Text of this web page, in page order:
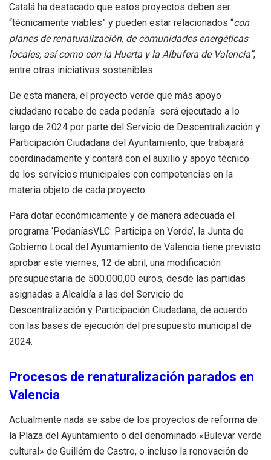
Catalá ha destacado que estos proyectos deben ser
“técnicamente viables” y pueden estar relacionados “con
planes de renaturalización, de comunidades energéticas
locales, así como con la Huerta y la Albufera de Valencia”,
entre otras iniciativas sostenibles.
De esta manera, el proyecto verde que más apoyo
ciudadano recabe de cada pedanía será ejecutado a lo
largo de 2024 por parte del Servicio de Descentralización y
Participación Ciudadana del Ayuntamiento, que trabajará
coordinadamente y contará con el auxilio y apoyo técnico
de los servicios municipales con competencias en la
materia objeto de cada proyecto.
Para dotar económicamente y de manera adecuada el
programa ‘PedaníasVLC: Participa en Verde’, la Junta de
Gobierno Local del Ayuntamiento de Valencia tiene previsto
aprobar este viernes, 12 de abril, una modificación
presupuestaria de 500.000,00 euros, desde las partidas
asignadas a Alcaldía a las del Servicio de
Descentralización y Participación Ciudadana, de acuerdo
con las bases de ejecución del presupuesto municipal de
2024.
Procesos de renaturalización parados en
Valencia
Actualmente nada se sabe de los proyectos de reforma de
la Plaza del Ayuntamiento o del denominado «Bulevar verde
cultural» de Guillém de Castro, o incluso la renovación de